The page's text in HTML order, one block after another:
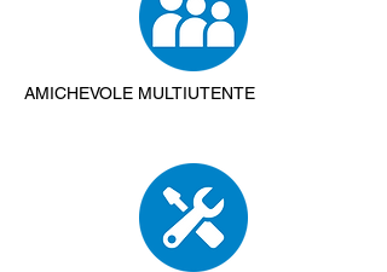
AMICHEVOLE MULTIUTENTE